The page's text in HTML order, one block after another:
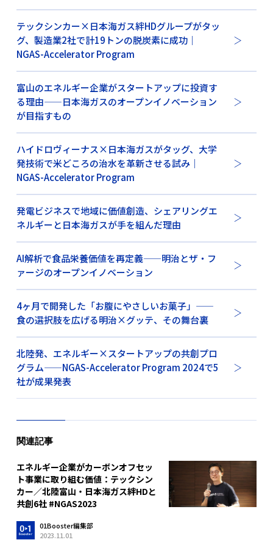
テックシンカー×日本海ガス絆HDグループがタッ
グ、製造業2社で計19トンの脱炭素に成功｜
NGAS-Accelerator Program
富山のエネルギー企業がスタートアップに投資す
る理由——日本海ガスのオープンイノベーション
が目指すもの
ハイドロヴィーナス×日本海ガスがタッグ、大学
発技術で米どころの治水を革新させる試み｜
NGAS-Accelerator Program
発電ビジネスで地域に価値創造、シェアリングエ
ネルギーと日本海ガスが手を組んだ理由
AI解析で食品栄養価値を再定義——明治とザ・フ
ァージのオープンイノベーション
4ヶ月で開発した「お腹にやさしいお菓子」——
食の選択肢を広げる明治×グッテ、その舞台裏
北陸発、エネルギー×スタートアップの共創プロ
グラム——NGAS-Accelerator Program 2024で5
社が成果発表
関連記事
エネルギー企業がカーボンオフセッ
ト事業に取り組む価値：テックシン
カー／北陸富山・日本海ガス絆HDと
共創6社 #NGAS2023
01Booster編集部
2023.11.01